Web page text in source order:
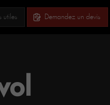
utiles Demandez un devis